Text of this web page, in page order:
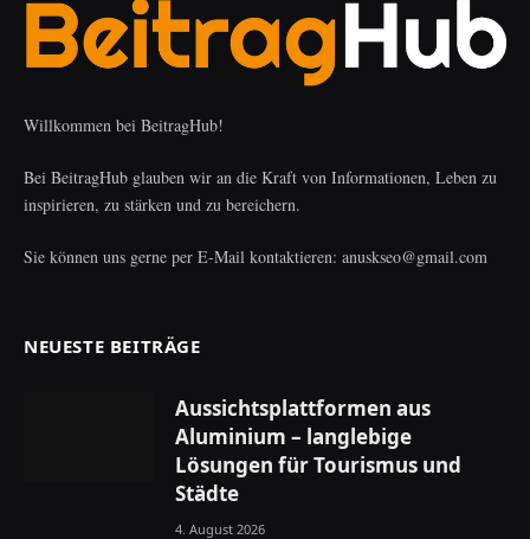
Willkommen bei BeitragHub!
Bei BeitragHub glauben wir an die Kraft von Informationen, Leben zu
inspirieren, zu stärken und zu bereichern.
Sie können uns gerne per E-Mail kontaktieren: anuskseo@gmail.com
NEUESTE BEITRÄGE
Aussichtsplattformen aus
Aluminium – langlebige
Lösungen für Tourismus und
Städte
4. August 2026